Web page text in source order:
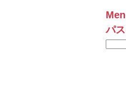
パ